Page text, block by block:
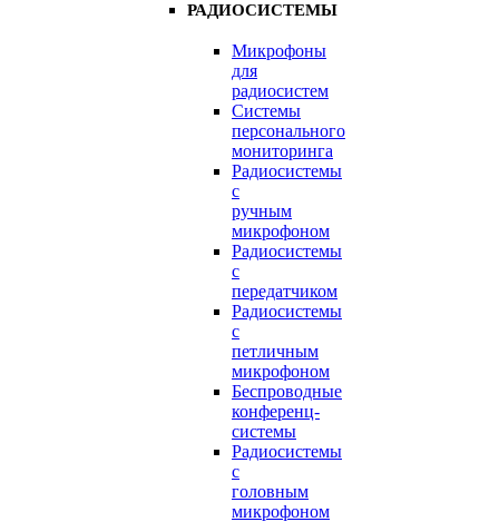
РАДИОСИСТЕМЫ
Микрофоны
для
радиосистем
Системы
персонального
мониторинга
Радиосистемы
c
ручным
микрофоном
Радиосистемы
с
передатчиком
Радиосистемы
с
петличным
микрофоном
Беспроводные
конференц-
системы
Радиосистемы
с
головным
микрофоном